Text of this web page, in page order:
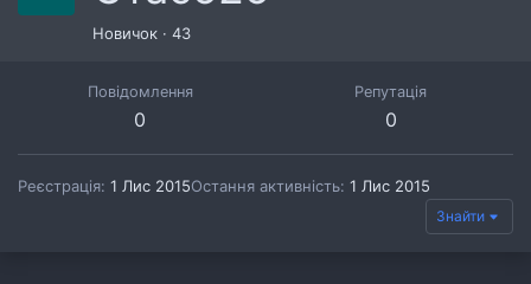
Новичок · 43
Повідомлення
0
Репутація
0
Реєстрація 1 Лис 2015Остання активність 1 Лис 2015
Знайти